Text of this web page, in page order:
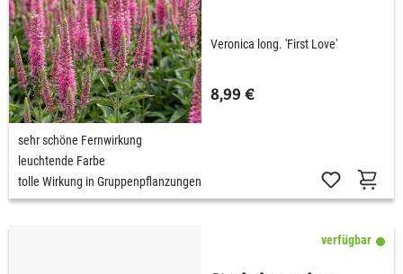
Veronica long. 'First Love'
8,99 €
sehr schöne Fernwirkung
leuchtende Farbe
tolle Wirkung in Gruppenpflanzungen
verfügbar